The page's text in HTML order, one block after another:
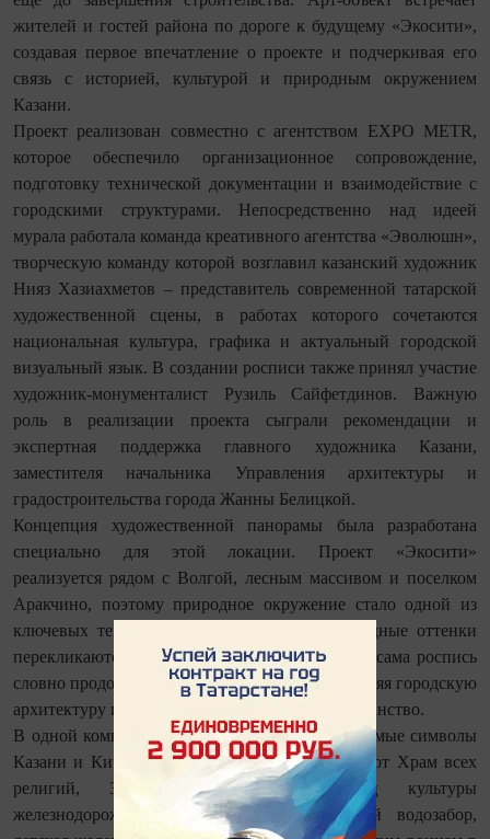
жителей и гостей района по дороге к будущему «Экосити»,
создавая первое впечатление о проекте и подчеркивая его
связь с историей, культурой и природным окружением
Казани.
Проект реализован совместно с агентством EXPO METR,
которое обеспечило организационное сопровождение,
подготовку технической документации и взаимодействие с
городскими структурами. Непосредственно над идеей
мурала работала команда креативного агентства «Эволюшн»,
творческую команду которой возглавил казанский художник
Нияз Хазиахметов – представитель современной татарской
художественной сцены, в работах которого сочетаются
национальная культура, графика и актуальный городской
визуальный язык. В создании росписи также принял участие
художник-монументалист Рузиль Сайфетдинов. Важную
роль в реализации проекта сыграли рекомендации и
экспертная поддержка главного художника Казани,
заместителя начальника Управления архитектуры и
градостроительства города Жанны Белицкой.
Концепция художественной панорамы была разработана
специально для этой локации. Проект «Экосити»
реализуется рядом с Волгой, лесным массивом и поселком
Аракчино, поэтому природное окружение стало одной из
ключевых тем композиции. Глубокие изумрудные оттенки
перекликаются с окружающим ландшафтом, а сама роспись
словно продолжает природный рельеф, объединяя городскую
архитектуру и живую природу в единое пространство.
В одной композиции художник собрал узнаваемые символы
Казани и Кировского района. Здесь соседствуют Храм всех
религий, Зилантов монастырь, Дворец культуры
железнодорожников, Горбатый мост, старый водозабор,